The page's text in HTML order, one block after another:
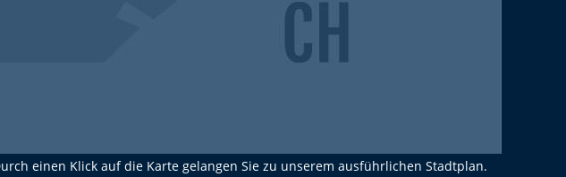
einen Klick auf die Karte gelangen Sie zu unserem ausführlichen Stadtplan.